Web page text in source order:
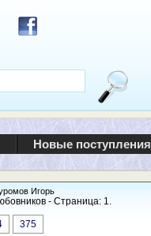
Новые поступления
Игорь
- Страница: 1.
375